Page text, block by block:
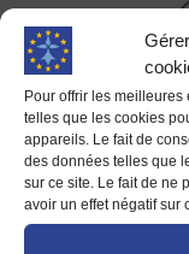
Pour offrir les
telles que les cookies
appareils. Le fait de
des données telles que
sur ce site. Le fait de ne
avoir un effet négatif sur